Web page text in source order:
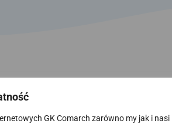
GK Comarch zarówno my jak i